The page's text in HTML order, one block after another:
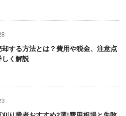
却する方法とは？費用や税金、注意点
しく解説